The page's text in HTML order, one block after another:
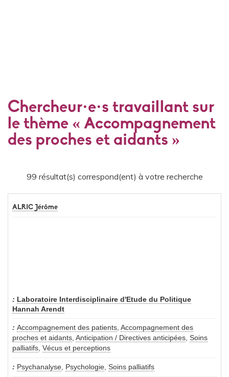
Chercheur·e·s travaillant sur
le thème « Accompagnement
des proches et aidants »
99 résultat(s) correspond(ent) à votre recherche
ALRIC Jérôme
Laboratoire Interdisciplinaire d'Etude du Politique
Hannah Arendt
Accompagnement des patients, Accompagnement des
proches et aidants, Anticipation / Directives anticipées, Soins
palliatifs, Vécus et perceptions
Psychanalyse, Psychologie, Soins palliatifs